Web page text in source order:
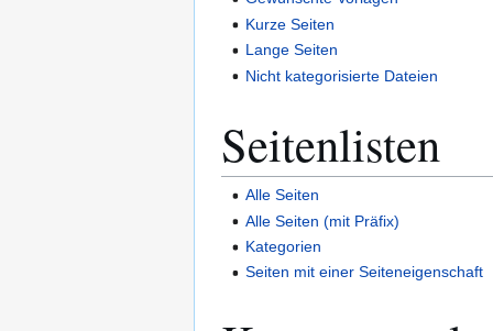
Kurze Seiten
Lange Seiten
Nicht kategorisierte Dateien
Seitenlisten
Alle Seiten
Alle Seiten (mit Präfix)
Kategorien
Seiten mit einer Seiteneigenschaft